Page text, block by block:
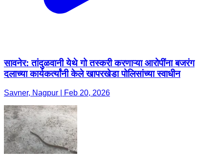
सावनेर: तांदुळवानी येथे गो तस्करी करणाऱ्या आरोपींना बजरंग
दलाच्या कार्यकर्त्यांनी केले खापरखेडा पोलिसांच्या स्वाधीन
Savner, Nagpur | Feb 20, 2026